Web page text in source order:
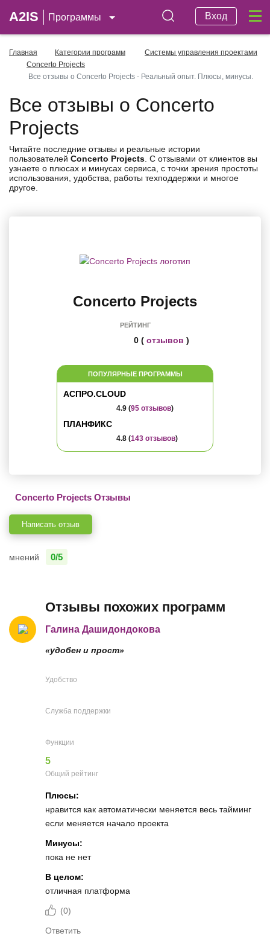
A2IS Программы Вход
Главная Категории программ
Системы управления проектами
Concerto Projects
Все отзывы о Concerto Projects - Реальный опыт. Плюсы, минусы.
Все отзывы о Concerto
Projects
Читайте последние отзывы и реальные истории
пользователей Concerto Projects . С отзывами от клиентов вы
узнаете о плюсах и минусах сервиса, с точки зрения простоты
использования, удобства, работы техподдержки и многое
другое.
Concerto Projects
РЕЙТИНГ
0 ( отзывов )
ПОПУЛЯРНЫЕ ПРОГРАММЫ
АСПРО.CLOUD
4.9 (95 отзывов)
ПЛАНФИКС
4.8 (143 отзывов)
Concerto Projects Отзывы
Написать отзыв
мнений 0/5
Отзывы похожих программ
Галина Дашидондокова
«удобен и прост»
Удобство
Служба поддержки
Функции
5
Общий рейтинг
Плюсы:
нравится как автоматически меняется весь тайминг
если меняется начало проекта
Минусы:
пока не нет
В целом:
отличная платформа
(0)
Ответить